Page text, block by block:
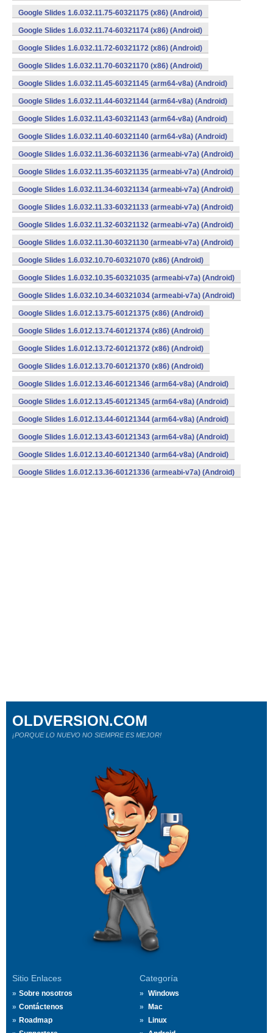
Google Slides 1.6.032.11.75-60321175 (x86) (Android)
Google Slides 1.6.032.11.74-60321174 (x86) (Android)
Google Slides 1.6.032.11.72-60321172 (x86) (Android)
Google Slides 1.6.032.11.70-60321170 (x86) (Android)
Google Slides 1.6.032.11.45-60321145 (arm64-v8a) (Android)
Google Slides 1.6.032.11.44-60321144 (arm64-v8a) (Android)
Google Slides 1.6.032.11.43-60321143 (arm64-v8a) (Android)
Google Slides 1.6.032.11.40-60321140 (arm64-v8a) (Android)
Google Slides 1.6.032.11.36-60321136 (armeabi-v7a) (Android)
Google Slides 1.6.032.11.35-60321135 (armeabi-v7a) (Android)
Google Slides 1.6.032.11.34-60321134 (armeabi-v7a) (Android)
Google Slides 1.6.032.11.33-60321133 (armeabi-v7a) (Android)
Google Slides 1.6.032.11.32-60321132 (armeabi-v7a) (Android)
Google Slides 1.6.032.11.30-60321130 (armeabi-v7a) (Android)
Google Slides 1.6.032.10.70-60321070 (x86) (Android)
Google Slides 1.6.032.10.35-60321035 (armeabi-v7a) (Android)
Google Slides 1.6.032.10.34-60321034 (armeabi-v7a) (Android)
Google Slides 1.6.012.13.75-60121375 (x86) (Android)
Google Slides 1.6.012.13.74-60121374 (x86) (Android)
Google Slides 1.6.012.13.72-60121372 (x86) (Android)
Google Slides 1.6.012.13.70-60121370 (x86) (Android)
Google Slides 1.6.012.13.46-60121346 (arm64-v8a) (Android)
Google Slides 1.6.012.13.45-60121345 (arm64-v8a) (Android)
Google Slides 1.6.012.13.44-60121344 (arm64-v8a) (Android)
Google Slides 1.6.012.13.43-60121343 (arm64-v8a) (Android)
Google Slides 1.6.012.13.40-60121340 (arm64-v8a) (Android)
Google Slides 1.6.012.13.36-60121336 (armeabi-v7a) (Android)
Sitio Enlaces
Sobre nosotros
Contáctenos
Roadmap
Categoría
Windows
Mac
Linux
OLDVERSION.COM
¡PORQUE LO NUEVO NO SIEMPRE ES MEJOR!